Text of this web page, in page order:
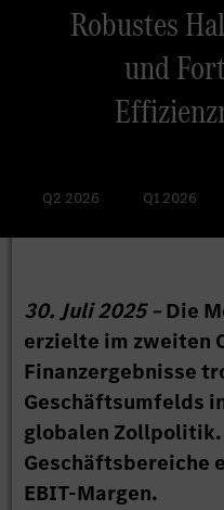
Robustes
und
Q2 2026 Q1 2026
30. Juli 2025 –Die
erzielte im zweiten
Finanzergebnisse
Geschäftsumfelds
globalen
Geschäftsbereiche
EBIT-Margen.